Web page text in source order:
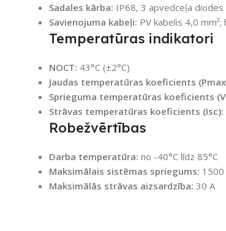
Sadales kārba: IP68, 3 apvedceļa diodes
Savienojuma kabeļi: PV kabelis 4,0
Temperatūras indikatori
NOCT: 43°C (±2°C)
Jaudas temperatūras koeficients
Sprieguma temperatūras koeficients
Strāvas temperatūras koeficients (Isc):
Robežvērtības
Darba temperatūra: no -40°C līdz 85°C
Maksimālais sistēmas spriegums: 1500
Maksimālās strāvas aizsardzība: 30 A